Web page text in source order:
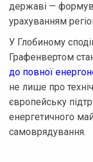
державі —
урахуванням
У Глобиному
Графенвертом
до повної
не лише про
європейську
енергетичного
самоврядування.